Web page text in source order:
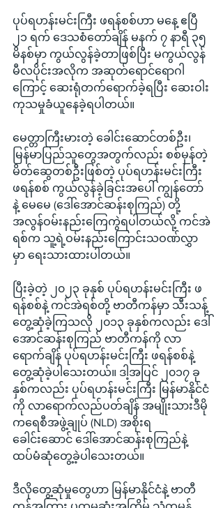
ပုပ်ရဟန်းမင်းကြီး ဖရန်စစ်ဟာ မနေ့ ဧပြီ
၂၁ ရက် ဒေသစံတော်ချိန် မနက် ၇ နာရီ ၃၅
မိနစ်မှာ ကွယ်လွန်ခဲ့တာဖြစ်ပြီး မကွယ်လွန်
မီလပိုင်းအလိုက အဆုတ်ရောင်ရောဂါ
ကြောင့် ဆေးရုံတက်ရောက်ခဲ့ရပြီး ဆေးဝါး
ကုသမှုခံယူနေခဲ့ရပါတယ်။
မေတ္တာကြီးမားတဲ့ ခေါင်းဆောင်တစ်ဦး၊
မြန်မာပြည်သူတွေအတွက်လည်း စစ်မှန်တဲ့
မိတ်ဆွေတစ်ဦးဖြစ်တဲ့ ပုပ်ရဟန်းမင်းကြီး
ဖရန်စစ် ကွယ်လွန်ခဲ့ခြင်းအပေါ် ကျွန်တော်
နဲ့ မေမေ (ဒေါ်အောင်ဆန်းစုကြည်) တို့
အလွန်ဝမ်းနည်းကြေကွဲရပါတယ်လို့ ကင်အဲ
ရစ်က သူ့ရဲ့ဝမ်းနည်းကြောင်းသဝဏ်လွှာ
မှာ ရေးသားထားပါတယ်။
ပြီးခဲ့တဲ့ ၂၀၂၃ ခုနှစ် ပုပ်ရဟန်းမင်းကြီး ဖ
ရန်စစ်နဲ့ ကင်အဲရစ်တို့ ဗာတီကန်မှာ သီးသန့်
တွေ့ဆုံခဲ့ကြသလို ၂၀၁၃ ခုနှစ်ကလည်း ဒေါ်
အောင်ဆန်းစုကြည် ဗာတီကန်ကို လာ
ရောက်ချိန် ပုပ်ရဟန်းမင်းကြီး ဖရန်စစ်နဲ့
တွေ့ဆုံခဲ့ပါသေးတယ်။ ဒါ့အပြင် ၂၀၁၇ ခု
နှစ်ကလည်း ပုပ်ရဟန်းမင်းကြီး မြန်မာနိုင်ငံ
ကို လာရောက်လည်ပတ်ချိန် အမျိုးသားဒီမို
ကရေစီအဖွဲ့ချုပ် (NLD) အစိုးရ
ခေါင်းဆောင် ဒေါ်အောင်ဆန်းစုကြည်နဲ့
ထပ်မံဆုံတွေ့ခဲ့ပါသေးတယ်။
ဒီလိုတွေ့ဆုံမှုတွေဟာ မြန်မာနိုင်ငံနဲ့ ဗာတီ